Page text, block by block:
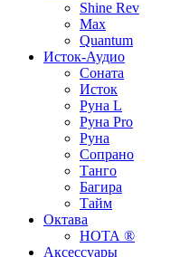
Shine Rev
Max
Quantum
Исток-Аудио
Соната
Исток
Руна L
Руна Pro
Руна
Сопрано
Танго
Багира
Тайм
Октава
НОТА ®
Аксессуары